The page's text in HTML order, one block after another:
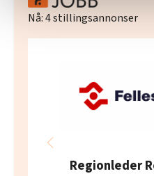
statistikk.
Vi deler bare informasjon
nettstedet med LO Medias
Nå:4stillingsannonser
Regionleder